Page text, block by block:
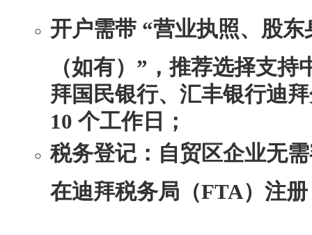
开户需带 “营业执照、股
（如有）”，推荐选择支持
拜国民银行、汇丰银行迪
10 个工作日；
税务登记：自贸区企业无
在迪拜税务局（FTA）注